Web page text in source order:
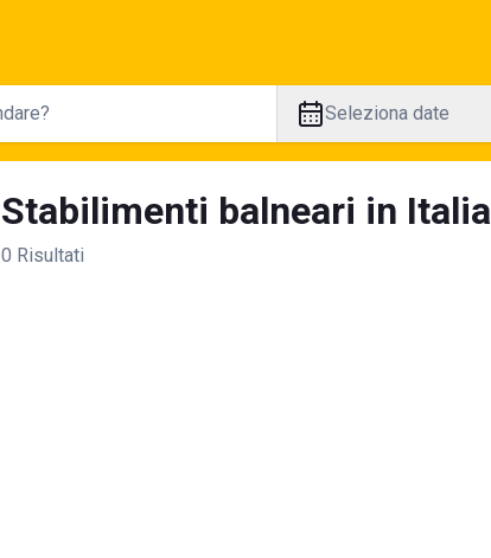
Seleziona date
Stabilimenti balneari in Italia
0 Risultati